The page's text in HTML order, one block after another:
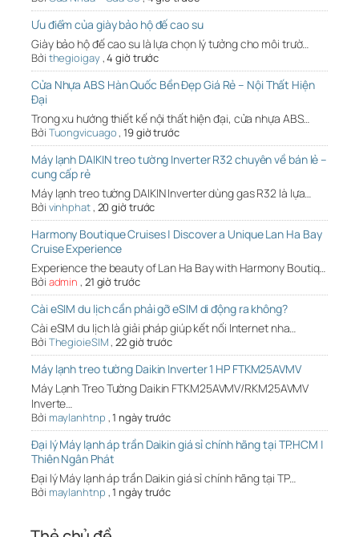
Ưu điểm của giày bảo hộ đế cao su
Giày bảo hộ đế cao su là lựa chọn lý tưởng cho môi trườ…
Bởi thegioigay,4 giờ trước
Cửa Nhựa ABS Hàn Quốc Bền Đẹp Giá Rẻ – Nội Thất Hiện
Đại
Trong xu hướng thiết kế nội thất hiện đại, cửa nhựa ABS…
Bởi Tuongvicuago,19 giờ trước
Máy lạnh DAIKIN treo tường Inverter R32 chuyên về bán lẻ –
cung cấp rẻ
Máy lạnh treo tường DAIKIN Inverter dùng gas R32 là lựa…
Bởi vinhphat, 20 giờ trước
Harmony Boutique Cruises | Discover a Unique Lan Ha Bay
Cruise Experience
Experience the beauty of Lan Ha Bay with Harmony Boutiq…
Bởi admin , 21 giờ trước
Cài eSIM du lịch cần phải gỡ eSIM di động ra không?
Cài eSIM du lịch là giải pháp giúp kết nối Internet nha…
Bởi ThegioieSIM,22 giờ trước
Máy lạnh treo tường Daikin Inverter 1 HP FTKM25AVMV
Máy Lạnh Treo Tường Daikin FTKM25AVMV/RKM25AVMV
Inverte…
Bởi maylanhtnp ,1 ngày trước
Đại lý Máy lạnh áp trần Daikin giá sỉ chính hãng tại TP.HCM |
Thiên Ngân Phát
Đại lý Máy lạnh áp trần Daikin giá sỉ chính hãng tại TP…
Bởi maylanhtnp ,1 ngày trước